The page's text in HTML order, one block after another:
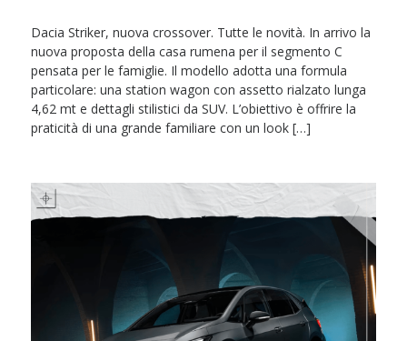
Dacia Striker, nuova crossover. Tutte le novità. In arrivo la
nuova proposta della casa rumena per il segmento C
pensata per le famiglie. Il modello adotta una formula
particolare: una station wagon con assetto rialzato lunga
4,62 mt e dettagli stilistici da SUV. L’obiettivo è offrire la
praticità di una grande familiare con un look […]